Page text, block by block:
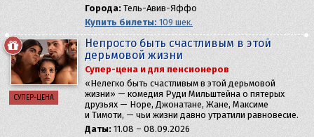
Города: Тель-Авив-Яффо
Купить билеты: 109 шек.
СУПЕР-ЦЕНА
Непросто быть счастливым в этой
дерьмовой жизни
Супер-цена и для пенсионеров
«Нелегко быть счастливым в этой дерьмовой
жизни» — комедия Руди Мильштейна о пятерых
друзьях — Норе, Джонатане, Жане, Максиме
и Тимоти, — чьи жизни давно утратили равновесие.
Даты: 11.08 – 08.09.2026